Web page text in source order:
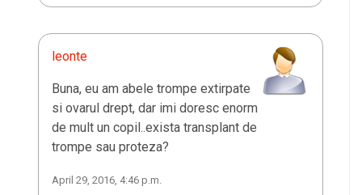
leonte
Buna, eu am abele trompe extirpate
si ovarul drept, dar imi doresc enorm
de mult un copil..exista transplant de
trompe sau proteza?
April 29, 2016, 4:46 p.m.